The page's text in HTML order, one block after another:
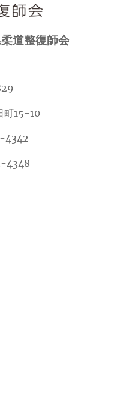
道整復師会
町15-10
4342
4348